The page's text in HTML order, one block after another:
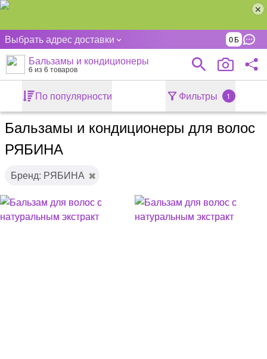
Выбрать адрес доставки 0
Бальзамы и кондиционеры
6 из 6 товаров
По популярности Фильтры 1
Бальзамы и кондиционеры для волос
РЯБИНА
Бренд: РЯБИНА